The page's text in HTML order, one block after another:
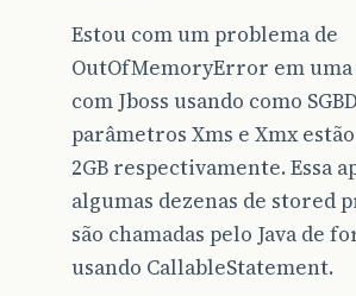
Estou com um problema de
OutOfMemoryError em uma
com Jboss usando como
parâmetros Xms e Xmx estão
2GB respectivamente. Essa
algumas dezenas de stored
são chamadas pelo Java de
usando CallableStatement.